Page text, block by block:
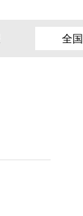
全国